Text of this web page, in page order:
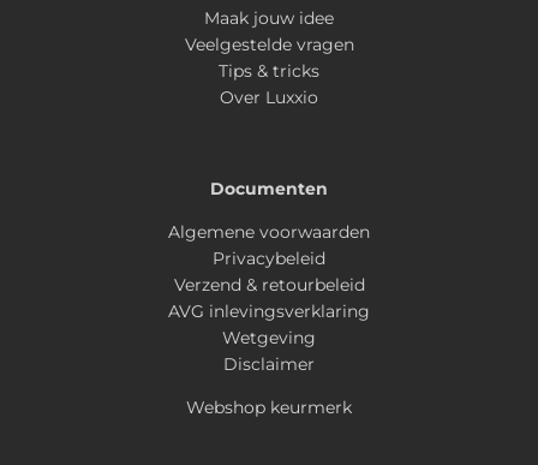
Maak jouw idee
Veelgestelde vragen
Tips & tricks
Over Luxxio
Documenten
Algemene voorwaarden
Privacybeleid
Verzend & retourbeleid
AVG inlevingsverklaring
Wetgeving
Disclaimer
Webshop keurmerk